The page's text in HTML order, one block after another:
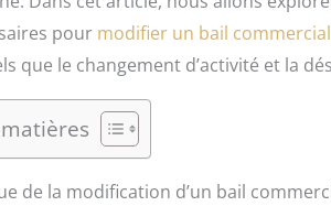
pour modifier un bail commercial
que le changement d’activité et la
de la modification d’un bail